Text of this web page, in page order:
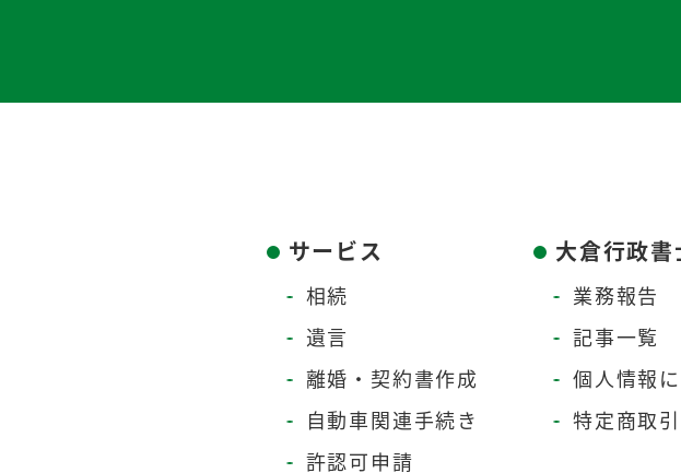
サービス
相続
遺言
離婚・契約書作成
自動車関連手続き
許認可申請
大倉行政
業務報告
記事一覧
個人情報
特定商取